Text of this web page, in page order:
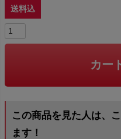
送料込
カー
この商品を見た人は、
ます！